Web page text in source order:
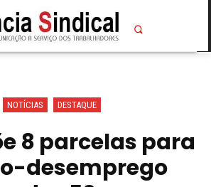
NOTÍCIAS DESTAQUE
8 parcelas para
desemprego